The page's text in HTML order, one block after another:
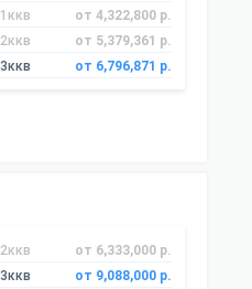
1ккв
от 4,322,800 р.
2ккв
от 5,379,361 р.
3ккв
от 6,796,871 р.
2ккв
от 6,333,000 р.
3ккв
от 9,088,000 р.